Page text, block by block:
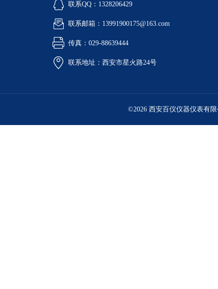
联系QQ：1328206429
联系邮箱：13991900175@163.com
传真：029-88639444
联系地址：西安市星火路24号
©2026 西安百仪仪器仪表有